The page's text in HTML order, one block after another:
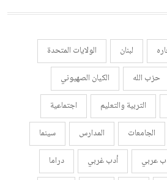
لبنان
الولايات المتحدة
حزب الله
الكيان الصهيوني
التربية والتعليم
اجتماعية
الجامعات المدارس
سينما
عربي أدب غربي
دراما